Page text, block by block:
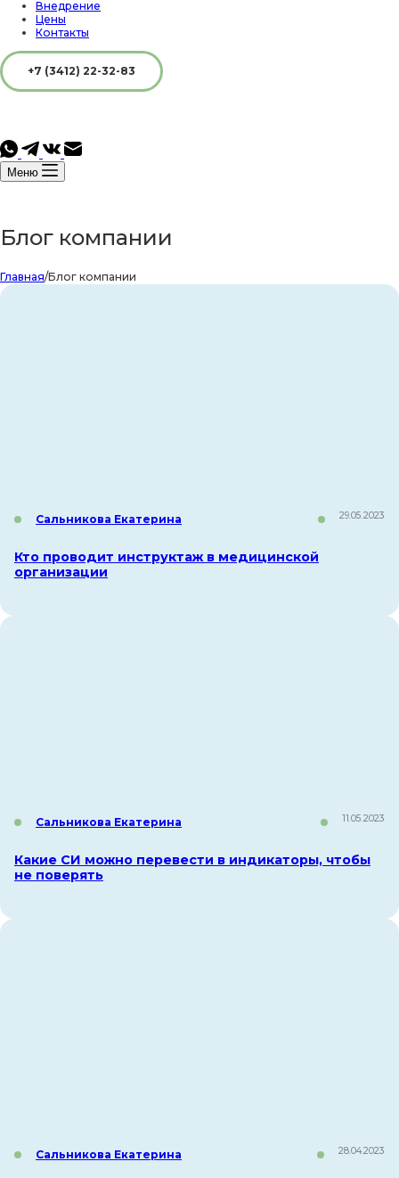
Внедрение
Цены
Контакты
+7 (3412) 22-32-83
Меню
Блог компании
Главная/Блог компании
Сальникова Екатерина 29.05.2023
Кто проводит инструктаж в медицинской
организации
Сальникова Екатерина 11.05.2023
Какие СИ можно перевести в индикаторы, чтобы
не поверять
Сальникова Екатерина 28.04.2023